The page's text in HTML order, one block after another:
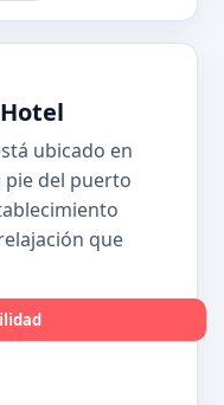
ubicado en
pie del puerto
que